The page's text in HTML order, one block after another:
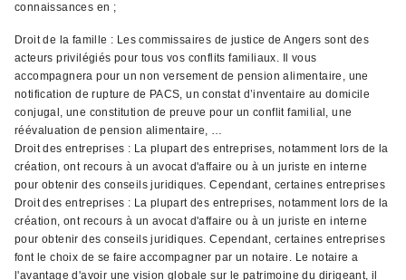
connaissances en ;
Droit de la famille : Les commissaires de justice de Angers sont des
acteurs privilégiés pour tous vos conflits familiaux. Il vous
accompagnera pour un non versement de pension alimentaire, une
notification de rupture de PACS, un constat d’inventaire au domicile
conjugal, une constitution de preuve pour un conflit familial, une
réévaluation de pension alimentaire, …
Droit des entreprises : La plupart des entreprises, notamment lors de la
création, ont recours à un avocat d'affaire ou à un juriste en interne
pour obtenir des conseils juridiques. Cependant, certaines entreprises
Droit des entreprises : La plupart des entreprises, notamment lors de la
création, ont recours à un avocat d'affaire ou à un juriste en interne
pour obtenir des conseils juridiques. Cependant, certaines entreprises
font le choix de se faire accompagner par un notaire. Le notaire a
l'avantage d'avoir une vision globale sur le patrimoine du dirigeant, il